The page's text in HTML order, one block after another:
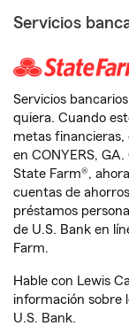
Servicios
Servicios
quiera. Cuando
metas
en CONYERS,
State Farm®,
cuentas de
préstamos
de U.S. Bank en
Farm.
Hable con Lewis
información sobre
U.S. Bank.